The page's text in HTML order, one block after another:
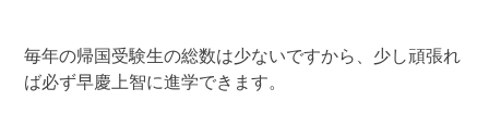
毎年の帰国受験生の総数は少ないですから、少し頑張れ
ば必ず早慶上智に進学できます。